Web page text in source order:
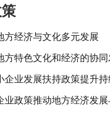
方经济与文化多元发展
特色文化和经济的协
业发展扶持政策提升
政策推动地方经济发